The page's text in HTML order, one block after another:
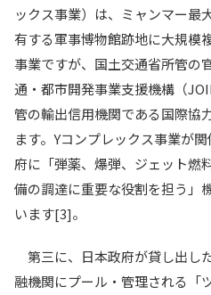
ックス事業）は、ミャンマー最
有する軍事博物館跡地に大規模
事業ですが、国土交通省所管の
通・都市開発事業支援機構（
管の輸出信用機関である国際協
ます。Yコンプレックス事業が
府に「弾薬、爆弾、ジェット燃
備の調達に重要な役割を担う」
います[3]。
第三に、日本政府が貸し出し
融機関にプール・管理される「